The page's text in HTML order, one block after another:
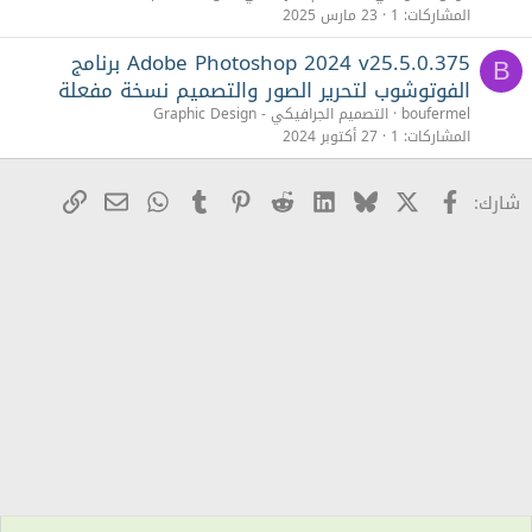
المشاركات 1 23 مارس 2025
B Adobe Photoshop 2024 v25.5.0.375 برنامج
الفوتوشوب لتحرير الصور والتصميم نسخة مفعلة
boufermel التصميم الجرافيكي - Graphic Design
المشاركات 1 27 أكتوبر 2024
شارك: Facebook
X
Bluesky
LinkedIn
Reddit
Pinterest
Tumblr
WhatsApp
البريدرابط